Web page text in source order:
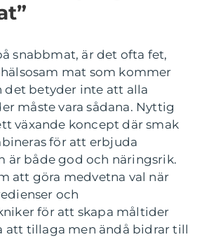
snabbmat, är det ofta fet,
mat som kommer
det betyder inte att alla
måste vara sådana. Nyttig
växande koncept där smak
för att erbjuda
är både god och näringsrik.
att göra medvetna val när
och
för att skapa måltider
att tillaga men ändå bidrar till